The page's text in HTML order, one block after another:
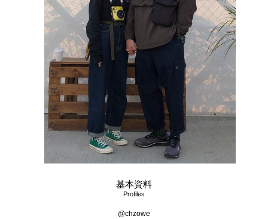
基本資料
Profiles
@chzowe